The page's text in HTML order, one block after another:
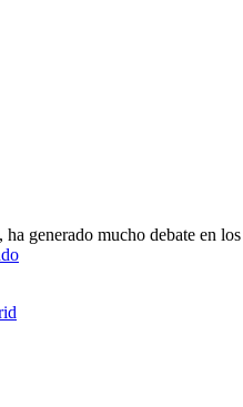
generado mucho debate en
¿Es